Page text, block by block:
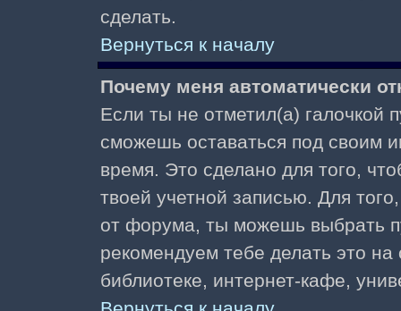
сделать.
Вернуться к началу
Почему меня автоматически
Если ты не отметил(а) галочкой
сможешь оставаться под своим
время. Это сделано для того,
твоей учетной записью. Для
от форума, ты можешь выбрать
рекомендуем тебе делать это
библиотеке, интернет-кафе,